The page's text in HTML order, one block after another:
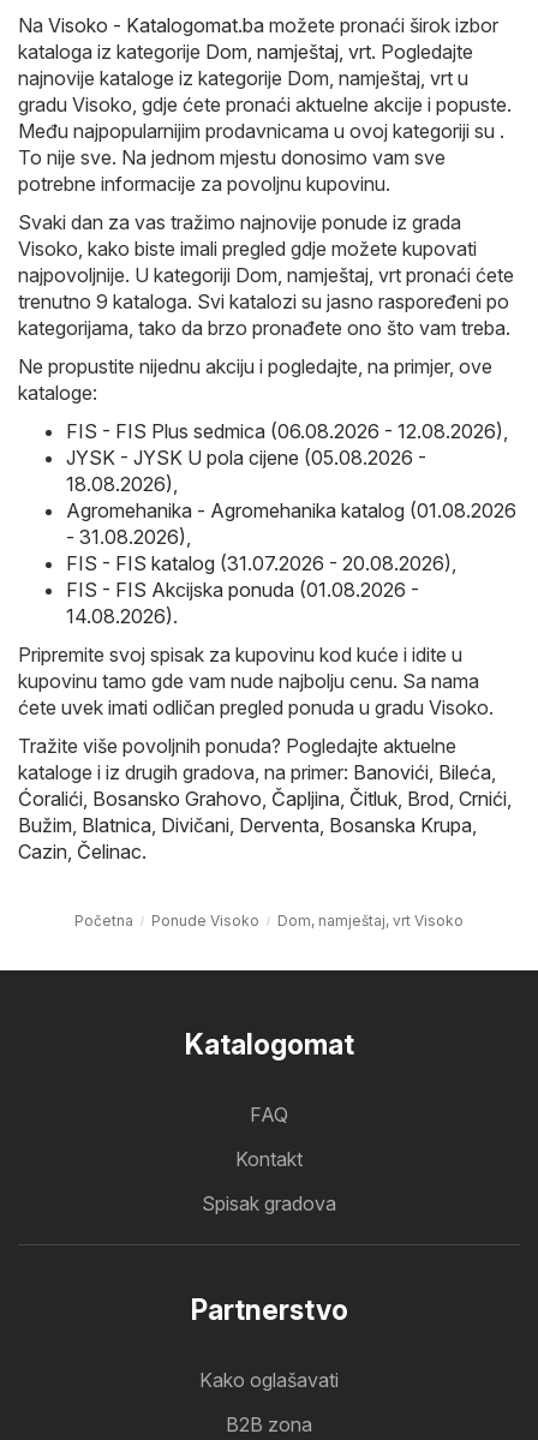
Na Visoko - Katalogomat.ba možete pronaći širok izbor
kataloga iz kategorije Dom, namještaj, vrt. Pogledajte
najnovije kataloge iz kategorije Dom, namještaj, vrt u
gradu Visoko, gdje ćete pronaći aktuelne akcije i popuste.
Među najpopularnijim prodavnicama u ovoj kategoriji su .
To nije sve. Na jednom mjestu donosimo vam sve
potrebne informacije za povoljnu kupovinu.
Svaki dan za vas tražimo najnovije ponude iz grada
Visoko, kako biste imali pregled gdje možete kupovati
najpovoljnije. U kategoriji Dom, namještaj, vrt pronaći ćete
trenutno 9 kataloga. Svi katalozi su jasno raspoređeni po
kategorijama, tako da brzo pronađete ono što vam treba.
Ne propustite nijednu akciju i pogledajte, na primjer, ove
kataloge:
FIS - FIS Plus sedmica (06.08.2026 - 12.08.2026)
JYSK - JYSK U pola cijene (05.08.2026 -
18.08.2026)
Agromehanika - Agromehanika katalog (01.08.2026
- 31.08.2026)
FIS - FIS katalog (31.07.2026 - 20.08.2026)
FIS - FIS Akcijska ponuda (01.08.2026 -
14.08.2026).
Pripremite svoj spisak za kupovinu kod kuće i idite u
kupovinu tamo gde vam nude najbolju cenu. Sa nama
ćete uvek imati odličan pregled ponuda u gradu Visoko.
Tražite više povoljnih ponuda? Pogledajte aktuelne
kataloge i iz drugih gradova, na primer: Banovići Bileća
Ćoralići Bosansko Grahovo Čapljina Čitluk Brod Crnići
Bužim Blatnica Divičani Derventa Bosanska Krupa
Cazin Čelinac.
Početna Ponude Visoko Dom, namještaj, vrt Visoko
Katalogomat
FAQ
Kontakt
Spisak gradova
Partnerstvo
Kako oglašavati
B2B zona